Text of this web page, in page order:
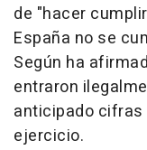
de "hacer
España no se
Según ha
entraron
anticipado
ejercicio.